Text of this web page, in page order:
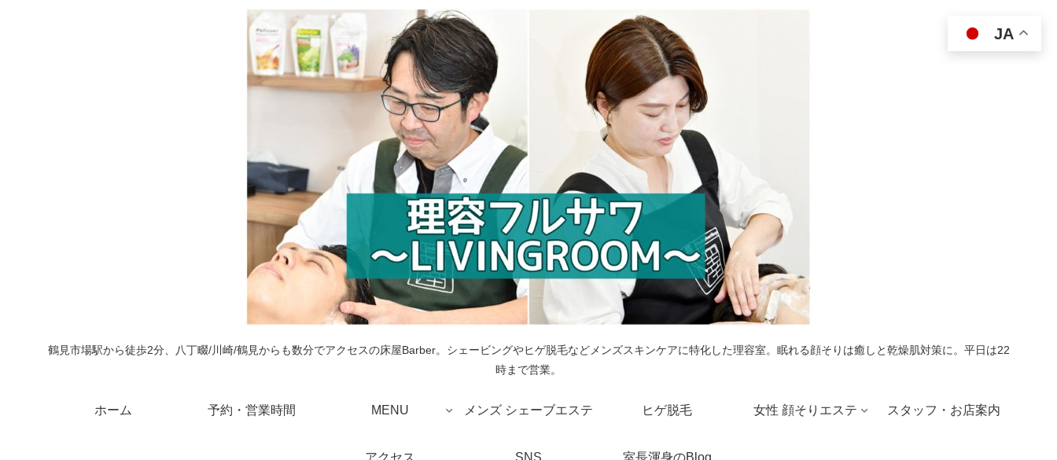
鶴見市場駅から徒歩2分、八丁畷/川崎/鶴見からも数分でアクセスの床屋Barber。シェービングやヒゲ脱毛などメンズスキンケアに特化した理容室。眠れる顔そりは癒しと乾燥肌対策に。平日は22
時まで営業。
ホーム 予約・営業時間 MENU メンズ シェーブエステ ヒゲ脱毛 女性 顔そりエステ スタッフ・お店案内
アクセス SNS 室長渾身のBlog
JA